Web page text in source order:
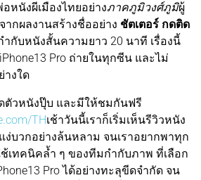
อหนังผีเมืองไทยอย่างภาคภูมิวงศ์ภูมิผู้
กผลงานสร้างชื่ออย่าง ชัตเตอร์ กดติด
ำกับหนังสั้นความยาว 20 นาที เรื่องนี้
Pro ถ่ายในทุกซีน และไม่
างใด
ตัวหนังปุ๊บ และมีให้ชมกันฟรี
THเช้าวันนี้เราก็เริ่มเห็นรีวิวหนัง
บวกอย่างล้นหลาม จนเราอยากพาทุก
เทคนิคล้ำ ๆ ของทีมกำกับภาพ ที่เลือก
Pro ได้อย่างทะลุขีดจำกัด จน